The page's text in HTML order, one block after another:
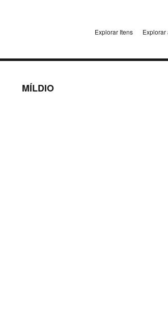
Explorar Itens Explorar
MÍLDIO